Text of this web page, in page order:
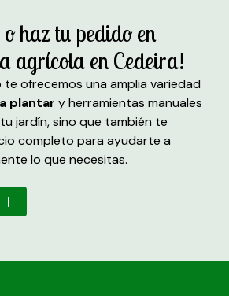
o haz tu pedido en
agrícola en Cedeira!
te ofrecemos una amplia variedad
plantar y herramientas manuales
jardín, sino que también te
completo para ayudarte a
lo que necesitas.
disponemos de un
a domicilio